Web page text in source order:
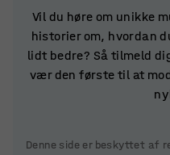
Vil du høre om unikke
historier om, hvordan
lidt bedre? Så tilmeld
vær den første til at
Denne side er beskyttet af